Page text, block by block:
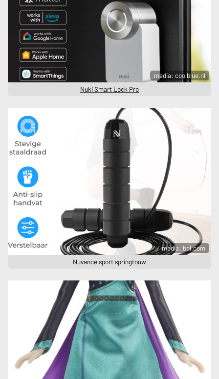
media: coolblue.nl
Nuki Smart Lock Pro
media: bol.com
Nuvance sport springtouw